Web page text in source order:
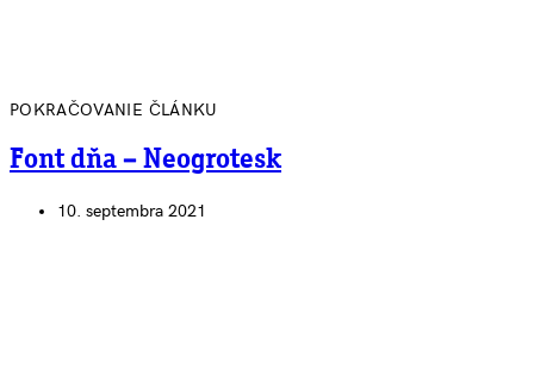
POKRAČOVANIE ČLÁNKU
Font dňa – Neogrotesk
10. septembra 2021